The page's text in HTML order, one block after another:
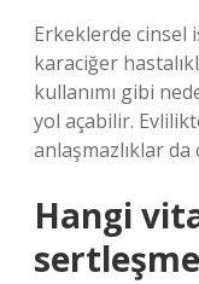
Erkeklerde cinsel
karaciğer
kullanımı gibi
yol açabilir.
anlaşmazlıklar
Hangi